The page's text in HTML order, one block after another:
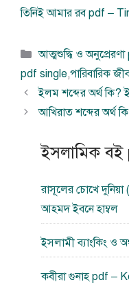
তিনিই আমার রব pdf –
বিভাগ
সমূহ
আত্মশুদ্ধি ও
pdf single,পারিবারিক
ইলম শব্দের অর্থ
আখিরাত শব্দের অর্থ
ইসলামিক বই
রাসূলের চোখে
আহমদ ইবনে হাম্বল
ইসলামী ব্যাংকিং ও
কবীরা গুনাহ pdf –